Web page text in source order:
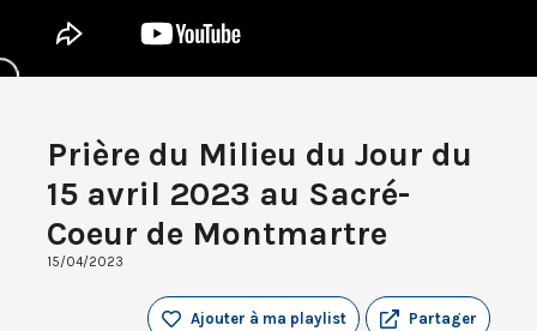
Prière du Milieu du Jour du
15 avril 2023 au Sacré-
Coeur de Montmartre
15/04/2023
Partager
Ajouter à ma playlist